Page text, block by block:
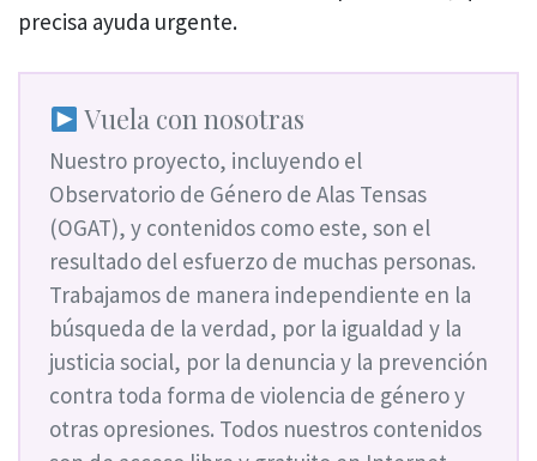
precisa ayuda urgente.
Vuela con nosotras
Nuestro proyecto, incluyendo el
Observatorio de Género de Alas Tensas
(OGAT), y contenidos como este, son el
resultado del esfuerzo de muchas personas.
Trabajamos de manera independiente en la
búsqueda de la verdad, por la igualdad y la
justicia social, por la denuncia y la prevención
contra toda forma de violencia de género y
otras opresiones. Todos nuestros contenidos